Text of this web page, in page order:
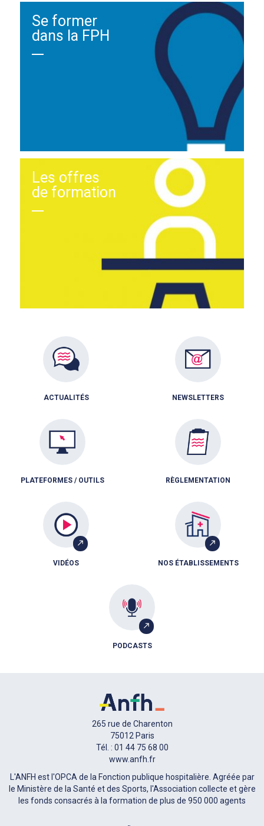
Se former
dans la FPH
Les offres
de formation
ACTUALITÉS NEWSLETTERS
PLATEFORMES / OUTILS RÈGLEMENTATION
VIDÉOS NOS ÉTABLISSEMENTS
PODCASTS
265 rue de Charenton
75012 Paris
Tél. : 01 44 75 68 00
www.anfh.fr
L'ANFH est l'OPCA de la Fonction publique hospitalière. Agréée par
le Ministère de la Santé et des Sports, l'Association collecte et gère
les fonds consacrés à la formation de plus de 950 000 agents